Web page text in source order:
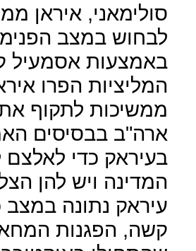
סולימאני, איראן
לבחוש במצב
באמצעות אסמעיל
המליציות הפרו
ממשיכות לתקוף את
ארה"ב בבסיסים
בעיראק כדי לאלצם
המדינה ויש להן
עיראק נתונה במצב
קשה, הפגנות